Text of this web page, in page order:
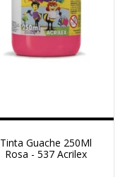
Tinta Guache 250Ml
Rosa - 537 Acrilex